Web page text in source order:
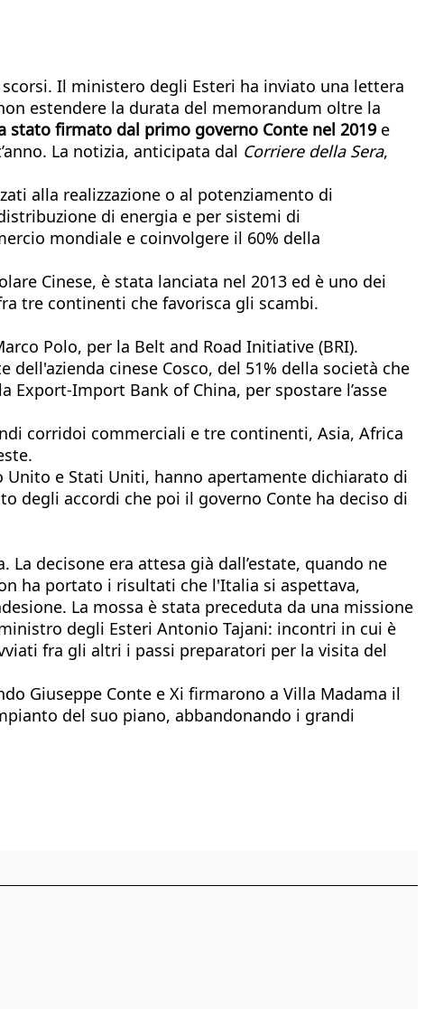
Il ministero degli Esteri ha inviato una lettera
estendere la durata del memorandum oltre la
stato firmato dal primo governo Conte nel 2019 e
La notizia, anticipata dal Corriere della Sera,
alla realizzazione o al potenziamento di
di energia e per sistemi di
mondiale e coinvolgere il 60% della
Cinese, è stata lanciata nel 2013 ed è uno dei
tre continenti che favorisca gli scambi.
Polo, per la Belt and Road Initiative (BRI).
dell'azienda cinese Cosco, del 51% della società che
Import Bank of China, per spostare l’asse
corridoi commerciali e tre continenti, Asia, Africa
Unito e Stati Uniti, hanno apertamente dichiarato di
degli accordi che poi il governo Conte ha deciso di
decisone era attesa già dall’estate, quando ne
ha portato i risultati che l'Italia si aspettava,
La mossa è stata preceduta da una missione
degli Esteri Antonio Tajani: incontri in cui è
fra gli altri i passi preparatori per la visita del
Giuseppe Conte e Xi firmarono a Villa Madama il
del suo piano, abbandonando i grandi